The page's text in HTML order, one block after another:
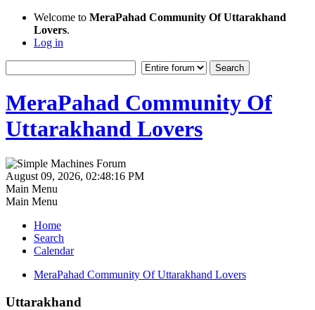
Welcome to MeraPahad Community Of Uttarakhand
Lovers.
Log in
MeraPahad Community Of
Uttarakhand Lovers
August 09, 2026, 02:48:16 PM
Main Menu
Main Menu
Home
Search
Calendar
MeraPahad Community Of Uttarakhand Lovers
Uttarakhand